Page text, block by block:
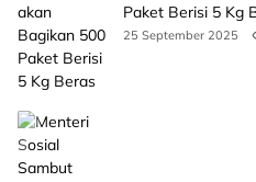
Paket Berisi 5 Kg
25 September 2025